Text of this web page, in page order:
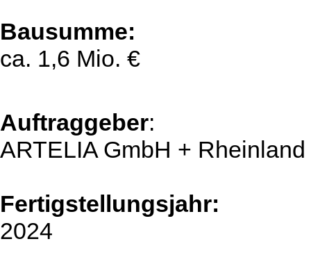
Bausumme:
ca. 1,6 Mio. €
Auftraggeber:
ARTELIA GmbH +
Fertigstellungsjahr:
2024